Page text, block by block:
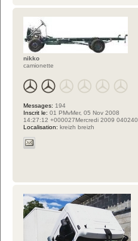
nikko
camionette
Messages: 194
Inscrit le: 01 PMvMer, 05 Nov 2008
14:27:12 +000027Mercredi 2009 040240
Localisation: kreizh breizh